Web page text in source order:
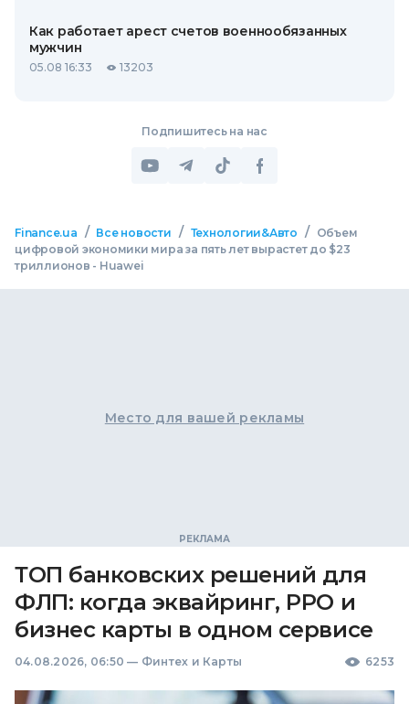
Как работает арест счетов военнообязанных
мужчин
05.08 16:33 13203
Подпишитесь на нас
Finance.ua / Все новости / Технологии&Авто /
Объем
цифровой экономики мира за пять лет вырастет до $23
триллионов - Huawei
Место для вашей рекламы
ТОП банковских решений для
ФЛП: когда эквайринг, РРО и
бизнес карты в одном сервисе
04.08.2026, 06:50 — Финтех и Карты 6253